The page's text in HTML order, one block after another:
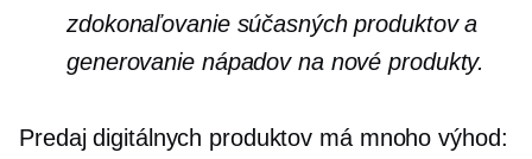
zdokonaľovanie súčasných produktov a
generovanie nápadov na nové produkty.
Predaj digitálnych produktov má mnoho výhod: